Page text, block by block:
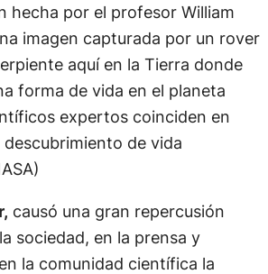
hecha por el profesor William
imagen capturada por un rover
aquí en la Tierra donde
forma de vida en el planeta
expertos coinciden en
descubrimiento de vida
causó una gran repercusión
sociedad, en la prensa y
la comunidad científica la